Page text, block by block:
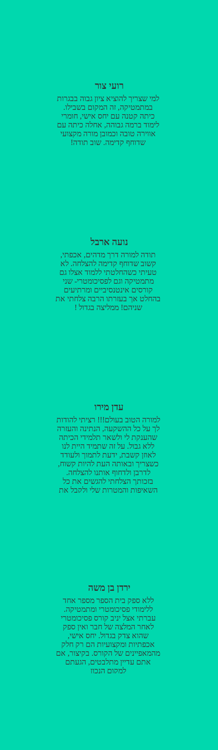
רועי צור
למי שצריך להוציא ציון גבוה בבגרות
במתמטיקה, זה המקום בשבילו.
כיתה קטנה עם יחס אישי, חומרי
לימוד ברמה גבוהה, אחלה כיתה עם
אווירה טובה וכמובן מורה מקצועי
שדוחף קדימה. שוב תודה!
נועה ארבל
תודה למורה דרך מדהים, אכפתי,
קשוב שדוחף קדימה להצלחה. לא
טעיתי כשהחלטתי ללמוד אצלו גם
מתמטיקה וגם לפסיכומטרי- שני
קורסים אינטנסיביים ומרתיעים
בהחלט אך בעזרתו הרבה צלחתי את
שניהם! ממליצה בגדול !
עדן מירו
למורה הטוב בעולם!!! רציתי להודות
לך על כל ההשקעה, הנתינה והעזרה
שהענקת לי ולשאר תלמידי הכיתה
ללא גבול. על זה שתמיד היית לנו
לאוזן קשבת, ידעת לתמוך ולעודד
כשצריך ובאותה העת להיות קשוח,
לדרבן ולדחוף אותנו להצלחה.
בזכותך הצלחתי להגשים את כל
השאיפות והמטרות שלי ולקבל את
ירדן בן משה
ללא ספק בית הספר מספר אחד
ללימודי פסיכומטרי ומתמטיקה.
עברתי אצל יניב קורס פסיכומטרי
לאחר המלצה של חבר ואין ספק
שהוא צדק בגדול. יחס אישי,
אכפתיות ומקצועיות הם רק חלק
מהמאפיינים של הקורס. בקיצור, אם
אתם עדיין מתלבטים, הגעתם
למקום הנכון